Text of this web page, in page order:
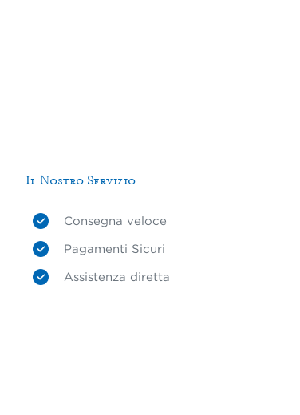
Il Nostro Servizio
Consegna veloce
Pagamenti Sicuri
Assistenza diretta